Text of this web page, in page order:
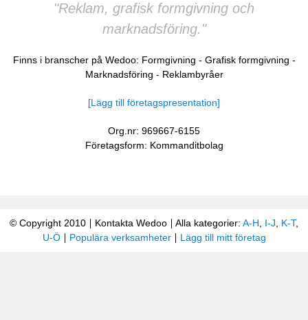
"Reklam, grafisk formgivning och
marknadsföring."
Finns i branscher på Wedoo: Formgivning - Grafisk formgivning -
Marknadsföring - Reklambyråer
[Lägg till företagspresentation]
Org.nr: 969667-6155
Företagsform: Kommanditbolag
© Copyright 2010 Kontakta Wedoo Alla kategorier: A-H I-J K-T,
U-Ö
Populära verksamheter Lägg till mitt företag